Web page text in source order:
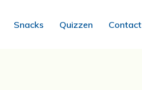
Snacks Quizzen Contact